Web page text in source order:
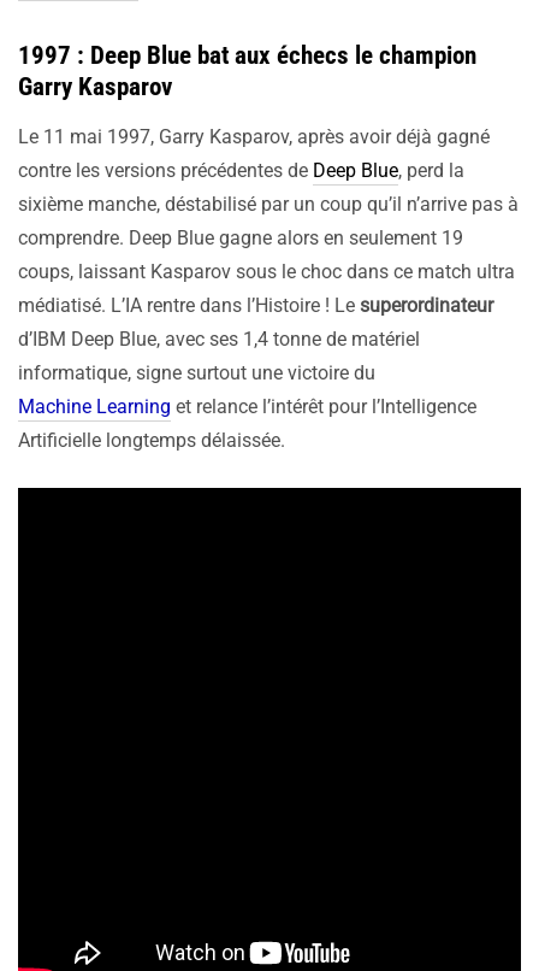
1997 : Deep Blue bat aux échecs le champion
Garry Kasparov
Le 11 mai 1997, Garry Kasparov, après avoir déjà gagné
contre les versions précédentes de Deep Blue, perd la
sixième manche, déstabilisé par un coup qu’il n’arrive pas à
comprendre. Deep Blue gagne alors en seulement 19
coups, laissant Kasparov sous le choc dans ce match ultra
médiatisé. L’IA rentre dans l’Histoire ! Le superordinateur
d’IBM Deep Blue, avec ses 1,4 tonne de matériel
informatique, signe surtout une victoire du
Machine Learning et relance l’intérêt pour l’Intelligence
Artificielle longtemps délaissée.